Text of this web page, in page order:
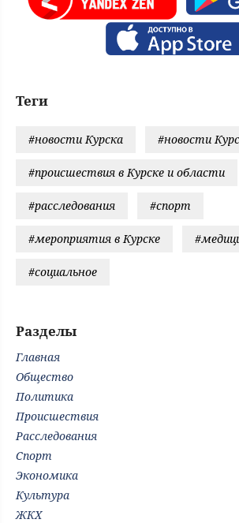
Теги
#новости Курска #новости
#происшествия в Курске и области
#расследования #спорт
#мероприятия в Курске
#социальное
Разделы
Главная
Общество
Политика
Происшествия
Расследования
Спорт
Экономика
Культура
ЖКХ